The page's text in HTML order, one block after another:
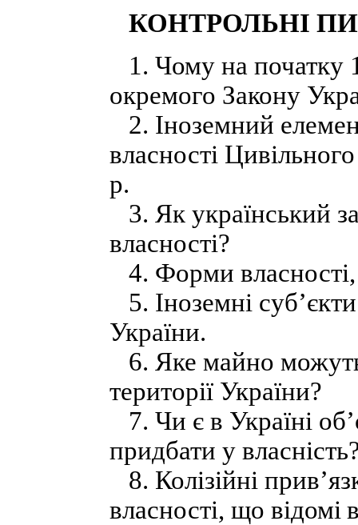
КОНТРОЛЬНІ
1. Чому на початку
окремого Закону
2. Іноземний
власності
р.
3. Як український
власності?
4. Форми
5. Іноземні
України.
6. Яке майно можуть
території України?
7. Чи є в Україні
придбати у
8. Колізійні
власності, що відомі